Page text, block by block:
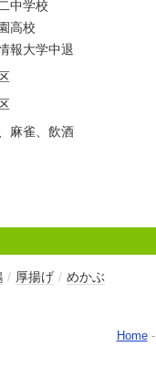
中学校
高校
報大学中退
麻雀、飲酒
/ 厚揚げ / めかぶ
Home-